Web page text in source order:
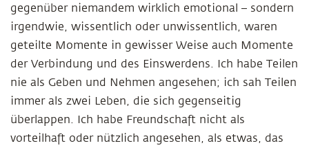
gegenüber niemandem wirklich emotional – sondern
irgendwie, wissentlich oder unwissentlich, waren
geteilte Momente in gewisser Weise auch Momente
der Verbindung und des Einswerdens. Ich habe Teilen
nie als Geben und Nehmen angesehen; ich sah Teilen
immer als zwei Leben, die sich gegenseitig
überlappen. Ich habe Freundschaft nicht als
vorteilhaft oder nützlich angesehen, als etwas, das